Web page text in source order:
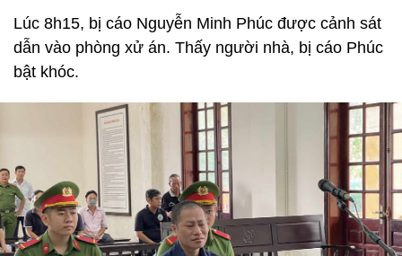
Lúc 8h15, bị cáo Nguyễn Minh Phúc được cảnh sát
dẫn vào phòng xử án. Thấy người nhà, bị cáo Phúc
bật khóc.